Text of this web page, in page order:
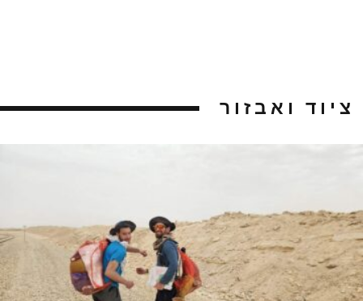
ציוד ואבזור